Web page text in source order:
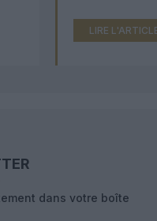
LIRE
dans votre boîte